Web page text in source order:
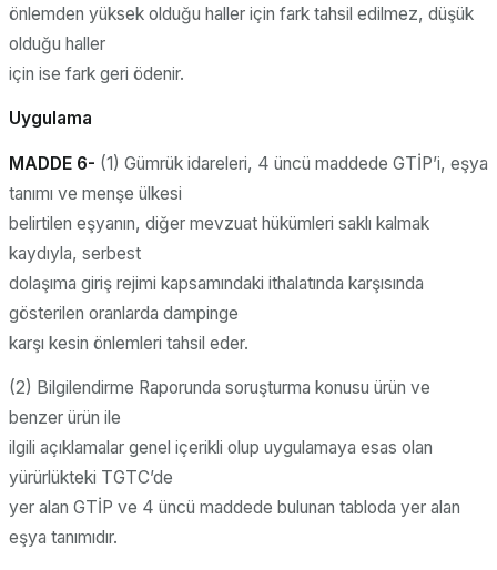
önlemden yüksek olduğu haller için fark tahsil edilmez, düşük
olduğu haller
için ise fark geri ödenir.
Uygulama
MADDE 6- (1) Gümrük idareleri, 4 üncü maddede GTİP’i, eşya
tanımı ve menşe ülkesi
belirtilen eşyanın, diğer mevzuat hükümleri saklı kalmak
kaydıyla, serbest
dolaşıma giriş rejimi kapsamındaki ithalatında karşısında
gösterilen oranlarda dampinge
karşı kesin önlemleri tahsil eder.
(2) Bilgilendirme Raporunda soruşturma konusu ürün ve
benzer ürün ile
ilgili açıklamalar genel içerikli olup uygulamaya esas olan
yürürlükteki TGTC’de
yer alan GTİP ve 4 üncü maddede bulunan tabloda yer alan
eşya tanımıdır.